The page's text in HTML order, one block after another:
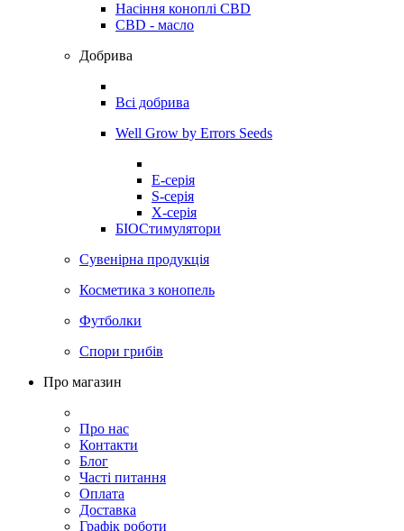
Насіння коноплі CBD
CBD - масло
Добрива
Всі добрива
Well Grow by Errors Seeds
E-серія
S-серія
X-серія
БІОСтимулятори
Сувенірна продукція
Косметика з конопель
Футболки
Спори грибів
Про магазин
Про нас
Контакти
Блог
Часті питання
Оплата
Доставка
Графік роботи